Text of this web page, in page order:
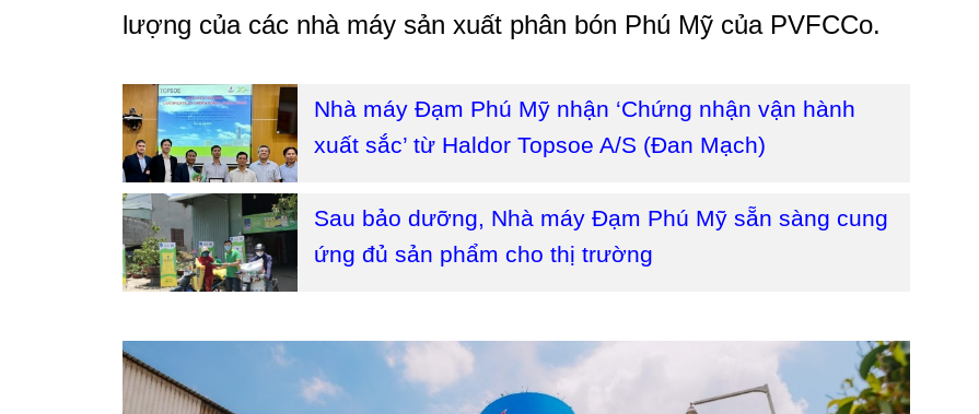
lượng của các nhà máy sản xuất phân bón Phú Mỹ của PVFCCo.
Nhà máy Đạm Phú Mỹ nhận ‘Chứng nhận vận hành
xuất sắc’ từ Haldor Topsoe A/S (Đan Mạch)
Sau bảo dưỡng, Nhà máy Đạm Phú Mỹ sẵn sàng cung
ứng đủ sản phẩm cho thị trường